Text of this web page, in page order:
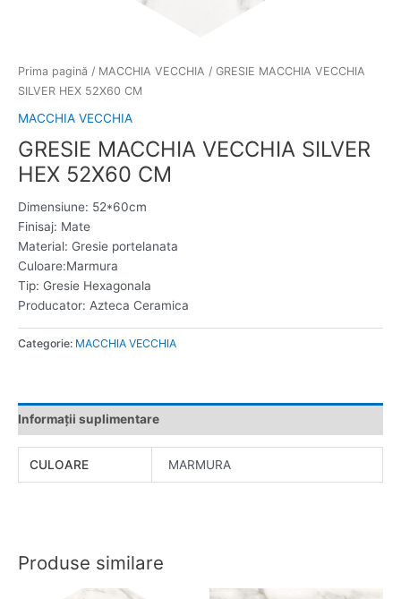
Prima pagină / MACCHIA VECCHIA / GRESIE MACCHIA VECCHIA
SILVER HEX 52X60 CM
MACCHIA VECCHIA
GRESIE MACCHIA VECCHIA SILVER
HEX 52X60 CM
Dimensiune: 52*60cm
Finisaj: Mate
Material: Gresie portelanata
Culoare:Marmura
Tip: Gresie Hexagonala
Producator: Azteca Ceramica
Categorie: MACCHIA VECCHIA
Informații suplimentare
CULOARE MARMURA
Produse similare